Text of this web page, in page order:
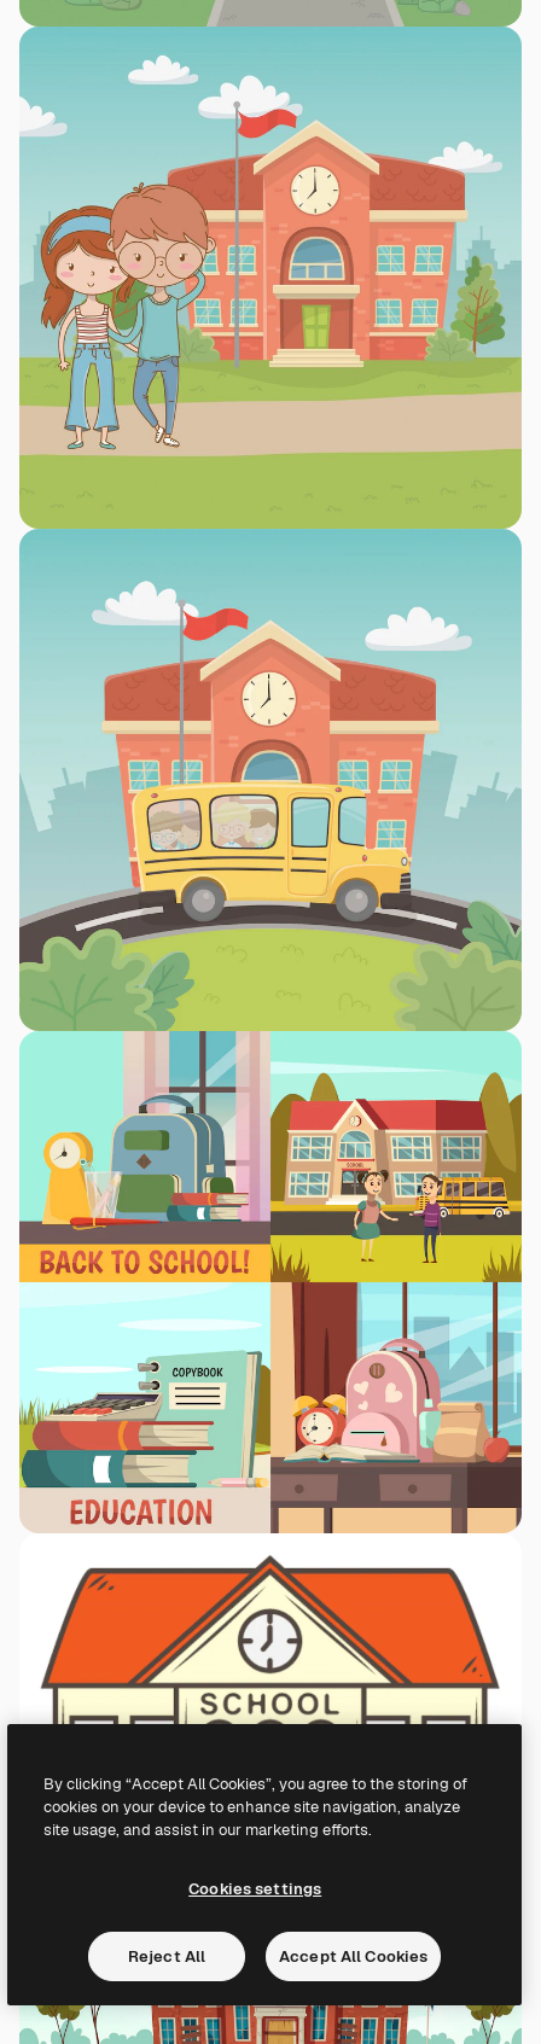
By clicking “Accept All Cookies”, you agree to the storing of
cookies on your device to enhance site navigation, analyze
site usage, and assist in our marketing efforts.
Cookies settings
Reject All Accept All Cookies